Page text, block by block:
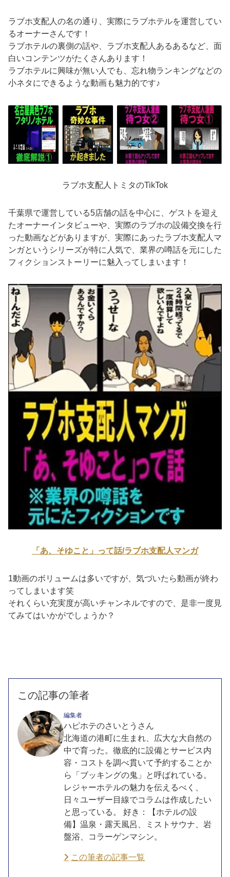
ラブホ支配人の名の通り、実際にラブホテルを運営してい
るオーナーさんです！
ラブホテルの裏側の話や、ラブホ支配人あるあるなど、面
白いコンテンツがたくさんあります！
ラブホテルに興味が無い人でも、忘れ物ランキングなどの
小ネタにできるような動画も魅力的です♪
ラブホ支配人トミタのTikTok
千葉県で運営している5店舗の話を中心に、ゲストを迎え
たオーナーインタビューや、実際のラブホの設備交換を行
った動画などがありますが、実際にあったラブホ支配人マ
ンガというシリーズが特に人気で、業界の噂話を元にした
フィクションストーリーに魅入ってしまいます！
「あ、そゆこと」って話/ラブホ支配人マンガ
1動画のボリュームは多いですが、気づいたら動画が終わ
ってしまいます笑
それくらい充実度が高いチャンネルですので、是非一度見
てみてはいかがでしょうか？
この記事の筆者
編集者
ハピホテのさいとうさん
北海道の港町に生まれ、広大な大自然の
中で育った。徹底的に設備とサービス内
容・コストを調べ貫いて予約することか
ら「ブッキングの鬼」と呼ばれている。
レジャーホテルの魅力を伝えるべく、
日々ユーザー目線でコラムは作成したい
と思っている。 好き：【ホテルの設
備】温泉・露天風呂、ミストサウナ、岩
盤浴、コラーゲンマシン。
この筆者の記事一覧